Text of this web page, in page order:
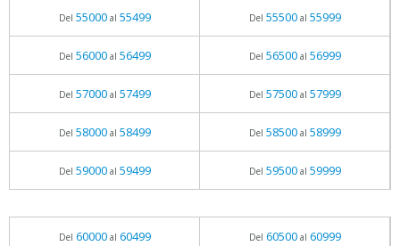
Del 55000al 55499 Del 55500al 55999
Del 56000al 56499 Del 56500al 56999
Del 57000al 57499 Del 57500al 57999
Del 58000al 58499 Del 58500al 58999
Del 59000al 59499 Del 59500al 59999
Del 60000al 60499 Del 60500al 60999